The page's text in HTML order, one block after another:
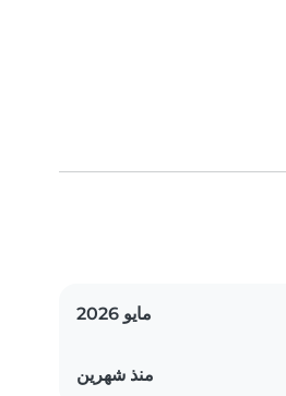
مايو 2026
منذ شهرين